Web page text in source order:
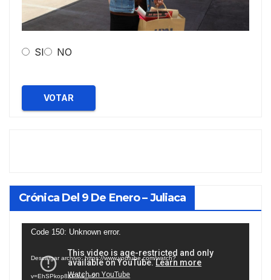
SI NO
VOTAR
Crónica Del 9 De Enero – Juliaca
Reproductor
vídeo
Code 150: Unknown error.
Descargar archivo: https://www.youtube.com/watch?
v=EhSPkop8KPY&_=2